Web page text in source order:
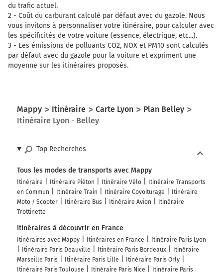
du trafic actuel.
2 - Coût du carburant calculé par défaut avec du gazole. Nous
vous invitons à personnaliser votre itinéraire, pour calculer avec
les spécificités de votre voiture (essence, électrique, etc...).
3 - Les émissions de polluants CO2, NOX et PM10 sont calculés
par défaut avec du gazole pour la voiture et expriment une
moyenne sur les itinéraires proposés.
Mappy Itinéraire Carte Lyon
Plan Belley
Itinéraire Lyon - Belley
Top Recherches
Tous les modes de transports avec Mappy
Itinéraire Itinéraire Piéton Itinéraire Vélo
Itinéraire Transports
en Commun
Itinéraire Train Itinéraire Covoiturage
Itinéraire
Moto / Scooter
Itinéraire Bus Itinéraire Avion
Itinéraire
Trottinette
Itinéraires à découvrir en France
Itinéraires avec Mappy Itinéraires en France
Itinéraire Paris Lyon
Itinéraire Paris Deauville
Itinéraire Paris Bordeaux
Itinéraire
Marseille Paris
Itinéraire Paris Lille
Itinéraire Paris Orly
Itinéraire Paris Toulouse
Itinéraire Paris Nice
Itinéraire Paris